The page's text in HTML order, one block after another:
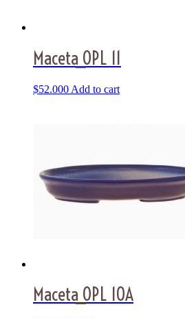
Maceta_OPL 11
$52.000 Add to cart
Maceta_OPL 10A